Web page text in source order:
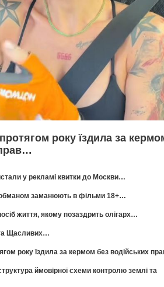
року їздила за
у рекламі квитки до Москви…
обманом заманюють в фільми 18+…
життя, якому позаздрить олігарх…
Щасливих…
року їздила за кермом без водійських
ймовірної схеми контролю землі та